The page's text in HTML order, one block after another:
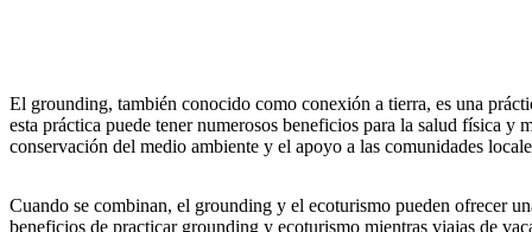
El grounding, también conocido como conexión a tierra, es una
esta práctica puede tener numerosos beneficios para la salud física
conservación del medio ambiente y el apoyo a las comunidades
Cuando se combinan, el grounding y el ecoturismo pueden ofrecer
beneficios de practicar grounding y ecoturismo mientras viajas de